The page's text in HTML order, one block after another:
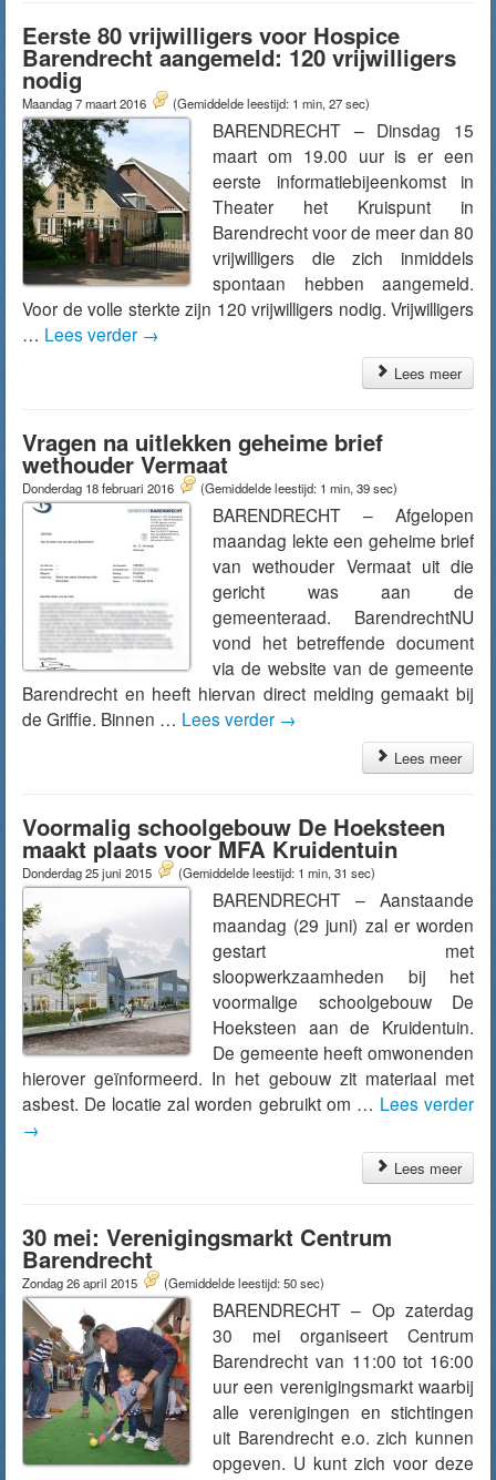
Eerste 80 vrijwilligers voor Hospice
Barendrecht aangemeld: 120 vrijwilligers
nodig
Maandag 7 maart 2016 (Gemiddelde leestijd: 1 min, 27 sec)
BARENDRECHT – Dinsdag 15
maart om 19.00 uur is er een
eerste informatiebijeenkomst in
Theater het Kruispunt in
Barendrecht voor de meer dan 80
vrijwilligers die zich inmiddels
spontaan hebben aangemeld.
Voor de volle sterkte zijn 120 vrijwilligers nodig. Vrijwilligers
… Lees verder →
Lees meer
Vragen na uitlekken geheime brief
wethouder Vermaat
Donderdag 18 februari 2016 (Gemiddelde leestijd: 1 min, 39 sec)
BARENDRECHT – Afgelopen
maandag lekte een geheime brief
van wethouder Vermaat uit die
gericht was aan de
gemeenteraad. BarendrechtNU
vond het betreffende document
via de website van de gemeente
Barendrecht en heeft hiervan direct melding gemaakt bij
de Griffie. Binnen … Lees verder →
Lees meer
Voormalig schoolgebouw De Hoeksteen
maakt plaats voor MFA Kruidentuin
Donderdag 25 juni 2015 (Gemiddelde leestijd: 1 min, 31 sec)
BARENDRECHT – Aanstaande
maandag (29 juni) zal er worden
gestart met
sloopwerkzaamheden bij het
voormalige schoolgebouw De
Hoeksteen aan de Kruidentuin.
De gemeente heeft omwonenden
hierover geïnformeerd. In het gebouw zit materiaal met
asbest. De locatie zal worden gebruikt om … Lees verder
→
Lees meer
30 mei: Verenigingsmarkt Centrum
Barendrecht
Zondag 26 april 2015 (Gemiddelde leestijd: 50 sec)
BARENDRECHT – Op zaterdag
30 mei organiseert Centrum
Barendrecht van 11:00 tot 16:00
uur een verenigingsmarkt waarbij
alle verenigingen en stichtingen
uit Barendrecht e.o. zich kunnen
opgeven. U kunt zich voor deze